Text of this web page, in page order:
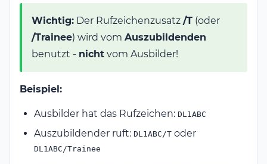
Wichtig: Der Rufzeichenzusatz /T (oder
/Trainee) wird vom Auszubildenden
benutzt - nicht vom Ausbilder!
Beispiel:
Ausbilder hat das Rufzeichen: DL1ABC
Auszubildender ruft: DL1ABC/T oder
DL1ABC/Trainee